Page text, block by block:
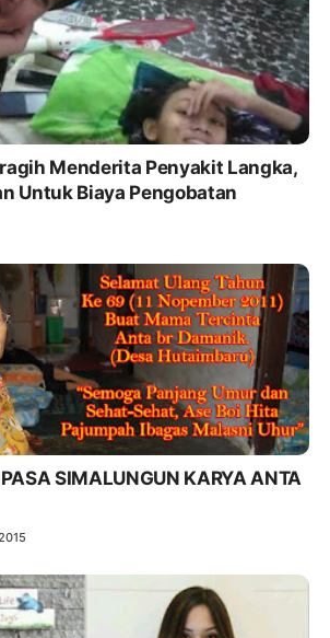
Menderita Penyakit Langka,
Untuk Biaya Pengobatan
SIMALUNGUN KARYA ANTA